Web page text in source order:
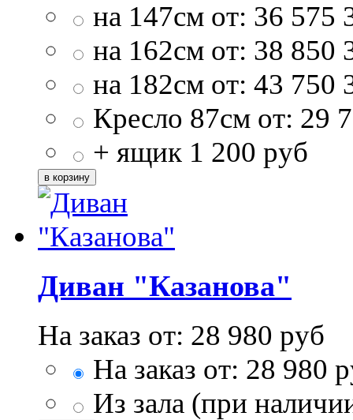
на 147см от: 36 575
на 162см от: 38 850
на 182см от: 43 750
Кресло 87см от: 29
+ ящик 1 200 руб
Диван "Казанова"
На заказ от: 28 980 руб
На заказ от: 28 980
Из зала (при